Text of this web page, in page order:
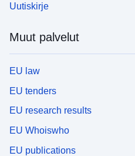
Uutiskirje
Muut palvelut
EU law
EU tenders
EU research results
EU Whoiswho
EU publications